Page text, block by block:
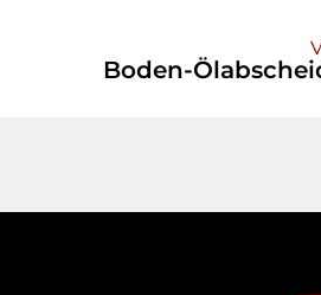
Boden-